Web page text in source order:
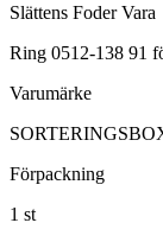
Slättens Foder Vara
Ring 0512-138 91
Varumärke
Förpackning
1 st